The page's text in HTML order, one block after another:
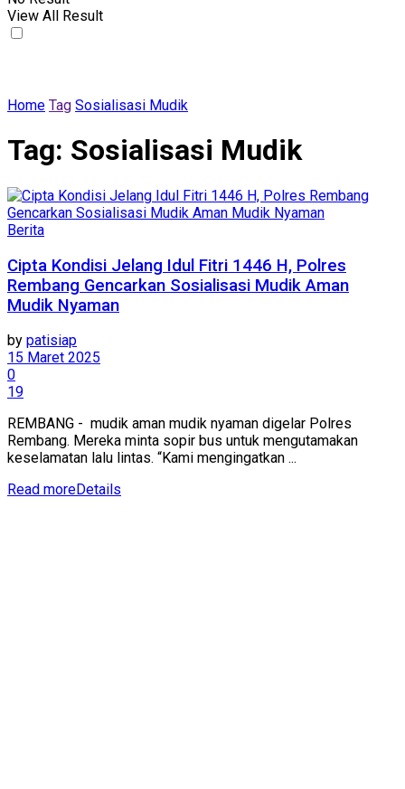
View All Result
Home Tag Sosialisasi Mudik
Tag: Sosialisasi Mudik
Berita
Cipta Kondisi Jelang Idul Fitri 1446 H, Polres
Rembang Gencarkan Sosialisasi Mudik Aman
Mudik Nyaman
by patisiap
15 Maret 2025
0
19
REMBANG - mudik aman mudik nyaman digelar Polres
Rembang. Mereka minta sopir bus untuk mengutamakan
keselamatan lalu lintas. “Kami mengingatkan ...
Read moreDetails